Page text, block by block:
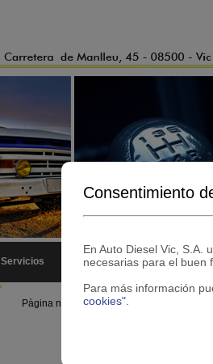
Consentimiento
En Auto Diesel Vic, S.A.
necesarias para el buen
Para más información
cookies".
Servicios Productos Contacto
Pàgina no Existe